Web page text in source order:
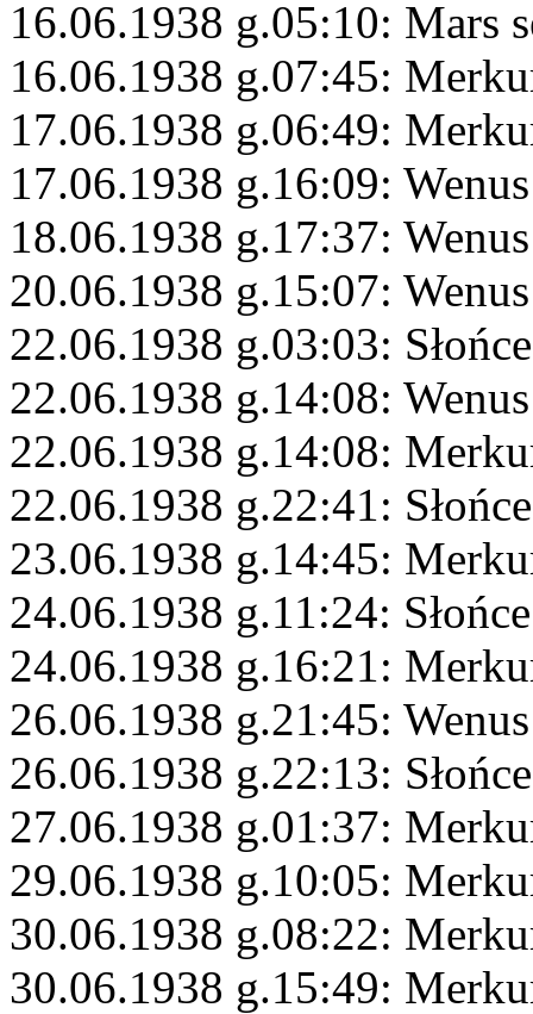
16.06.1938 g.05:10: Mars
16.06.1938 g.07:45:
17.06.1938 g.06:49:
17.06.1938 g.16:09:
18.06.1938 g.17:37:
20.06.1938 g.15:07:
22.06.1938 g.03:03:
22.06.1938 g.14:08:
22.06.1938 g.14:08:
22.06.1938 g.22:41:
23.06.1938 g.14:45:
24.06.1938 g.11:24:
24.06.1938 g.16:21:
26.06.1938 g.21:45:
26.06.1938 g.22:13:
27.06.1938 g.01:37:
29.06.1938 g.10:05:
30.06.1938 g.08:22:
30.06.1938 g.15:49: